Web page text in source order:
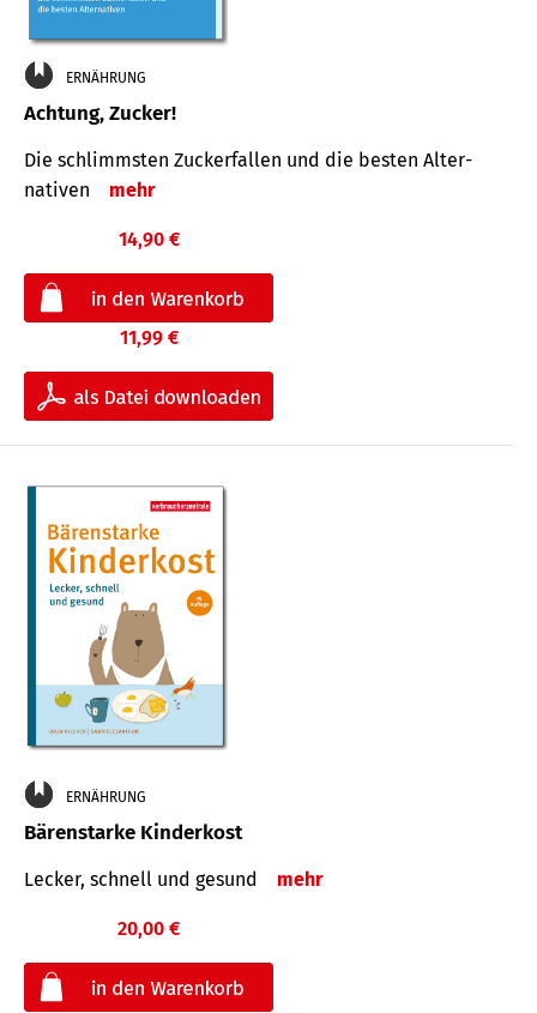
ERNÄHRUNG
Achtung, Zucker!
Die schlimmsten Zucker­fallen und die besten Alter­
nativen
mehr
14,90 €
11,99 €
ERNÄHRUNG
Bärenstarke Kinderkost
Lecker, schnell und gesund mehr
20,00 €